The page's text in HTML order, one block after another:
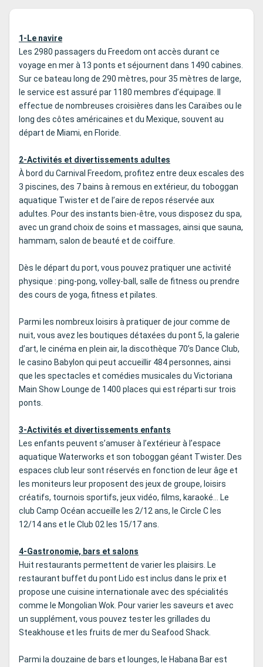
1-Le navire
Les 2980 passagers du Freedom ont accès durant ce
voyage en mer à 13 ponts et séjournent dans 1490 cabines.
Sur ce bateau long de 290 mètres, pour 35 mètres de large,
le service est assuré par 1180 membres d’équipage. Il
effectue de nombreuses croisières dans les Caraïbes ou le
long des côtes américaines et du Mexique, souvent au
départ de Miami, en Floride.
2-Activités et divertissements adultes
À bord du Carnival Freedom, profitez entre deux escales des
3 piscines, des 7 bains à remous en extérieur, du toboggan
aquatique Twister et de l’aire de repos réservée aux
adultes. Pour des instants bien-être, vous disposez du spa,
avec un grand choix de soins et massages, ainsi que sauna,
hammam, salon de beauté et de coiffure.
Dès le départ du port, vous pouvez pratiquer une activité
physique : ping-pong, volley-ball, salle de fitness ou prendre
des cours de yoga, fitness et pilates.
Parmi les nombreux loisirs à pratiquer de jour comme de
nuit, vous avez les boutiques détaxées du pont 5, la galerie
d’art, le cinéma en plein air, la discothèque 70’s Dance Club,
le casino Babylon qui peut accueillir 484 personnes, ainsi
que les spectacles et comédies musicales du Victoriana
Main Show Lounge de 1400 places qui est réparti sur trois
ponts.
3-Activités et divertissements enfants
Les enfants peuvent s’amuser à l’extérieur à l’espace
aquatique Waterworks et son toboggan géant Twister. Des
espaces club leur sont réservés en fonction de leur âge et
les moniteurs leur proposent des jeux de groupe, loisirs
créatifs, tournois sportifs, jeux vidéo, films, karaoké… Le
club Camp Océan accueille les 2/12 ans, le Circle C les
12/14 ans et le Club 02 les 15/17 ans.
4-Gastronomie, bars et salons
Huit restaurants permettent de varier les plaisirs. Le
restaurant buffet du pont Lido est inclus dans le prix et
propose une cuisine internationale avec des spécialités
comme le Mongolian Wok. Pour varier les saveurs et avec
un supplément, vous pouvez tester les grillades du
Steakhouse et les fruits de mer du Seafood Shack.
Parmi la douzaine de bars et lounges, le Habana Bar est